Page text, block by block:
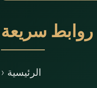
روابط سريعة
› الرئيسية